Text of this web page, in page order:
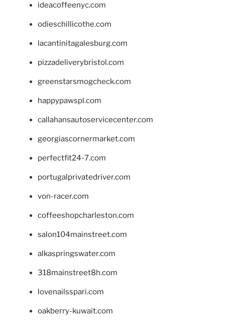
ideacoffeenyc.com
odieschillicothe.com
lacantinitagalesburg.com
pizzadeliverybristol.com
greenstarsmogcheck.com
happypawspl.com
callahansautoservicecenter.com
georgiascornermarket.com
perfectfit24-7.com
portugalprivatedriver.com
von-racer.com
coffeeshopcharleston.com
salon104mainstreet.com
alkaspringswater.com
318mainstreet8h.com
lovenailsspari.com
oakberry-kuwait.com